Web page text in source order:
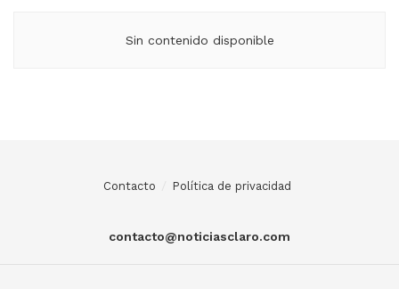
Sin contenido disponible
Contacto Política de privacidad
contacto@noticiasclaro.com